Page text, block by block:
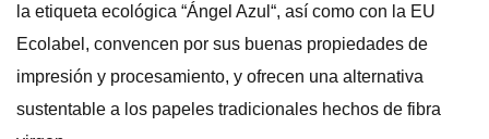
la etiqueta ecológica “Ángel Azul“, así como con la EU
Ecolabel, convencen por sus buenas propiedades de
impresión y procesamiento, y ofrecen una alternativa
sustentable a los papeles tradicionales hechos de fibra